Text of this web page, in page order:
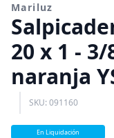
Mariluz
20 x 1 -
naranja
SKU: 091160
En Liquidación